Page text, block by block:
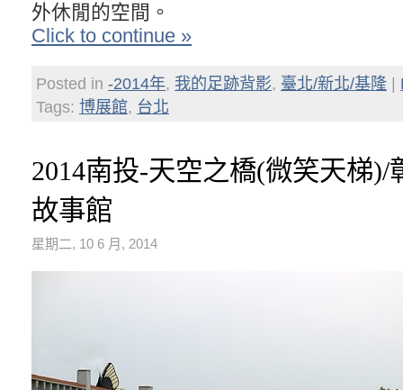
外休閒的空間。
Click to continue »
Posted in -2014年, 我的足跡背影, 臺北/新北/基隆
Tags: 博展館, 台北
2014南投-天空之橋(微笑天梯)/
故事館
星期二, 10 6 月, 2014